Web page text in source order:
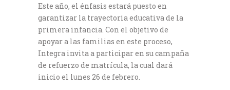
Este año, el énfasis estará puesto en
garantizar la trayectoria educativa de la
primera infancia. Con el objetivo de
apoyar a las familias en este proceso,
Integra invita a participar en su campaña
de refuerzo de matrícula, la cual dará
inicio el lunes 26 de febrero.